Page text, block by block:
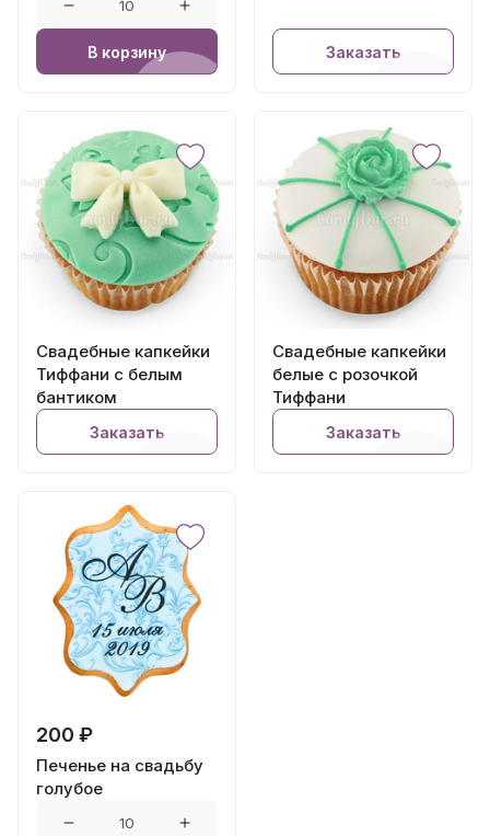
В корзину Заказать
Свадебные капкейки
Тиффани с белым
бантиком
Заказать
Свадебные капкейки
белые с розочкой
Тиффани
Заказать
200 ₽
Печенье на свадьбу
голубое